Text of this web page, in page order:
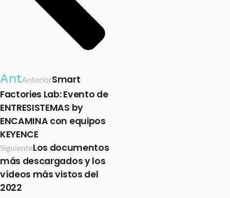
AntAnteriorSmart
Factories Lab: Evento de
ENTRESISTEMAS by
ENCAMINA con equipos
KEYENCE
SiguienteLos documentos
más descargados y los
vídeos más vistos del
2022